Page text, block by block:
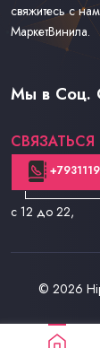
свяжитесь с
МаркетВинила.
Каталог
Доставка и
Мы в Соц.
с 12 до 22,
© 2026